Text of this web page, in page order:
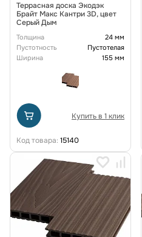
Террасная доска Экодэк
Брайт Макс Кантри 3D, цвет
Серый Дым
Толщина
24 мм
Пустотность
Пустотелая
Ширина
155 мм
Купить в 1 клик
Код товара: 15140